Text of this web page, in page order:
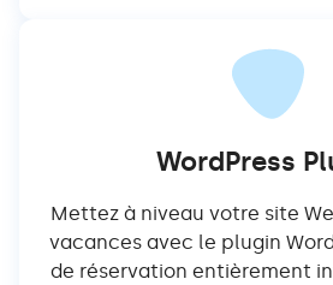
WordPress
Mettez à niveau votre site
vacances avec le plugin
de réservation entièrement